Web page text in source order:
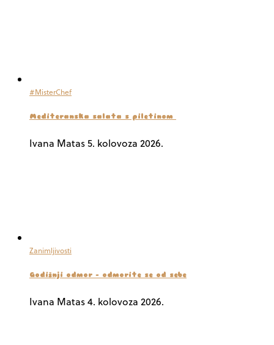
#MisterChef
Mediteranska salata s piletinom
Ivana Matas5. kolovoza 2026.
Zanimljivosti
Godišnji odmor – odmorite se od sebe
Ivana Matas4. kolovoza 2026.